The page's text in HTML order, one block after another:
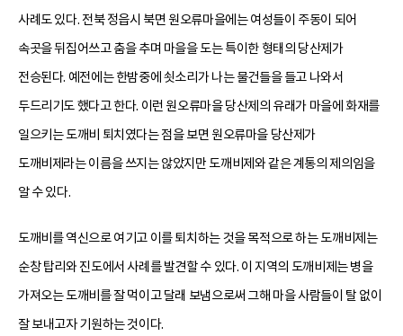
사례도 있다. 전북 정읍시 북면 원오류마을에는 여성들이 주동이 되어
속곳을 뒤집어쓰고 춤을 추며 마을을 도는 특이한 형태의 당산제가
전승된다. 예전에는 한밤중에 쇳소리가 나는 물건들을 들고 나와서
두드리기도 했다고 한다. 이런 원오류마을 당산제의 유래가 마을에 화재를
일으키는 도깨비 퇴치였다는 점을 보면 원오류마을 당산제가
도깨비제라는 이름을 쓰지는 않았지만 도깨비제와 같은 계통의 제의임을
알 수 있다.
도깨비를 역신으로 여기고 이를 퇴치하는 것을 목적으로 하는 도깨비제는
순창 탑리와 진도에서 사례를 발견할 수 있다. 이 지역의 도깨비제는 병을
가져오는 도깨비를 잘 먹이고 달래 보냄으로써 그해 마을 사람들이 탈 없이
잘 보내고자 기원하는 것이다.